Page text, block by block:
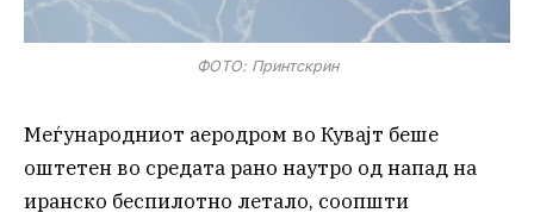
ФОТО: Принтскрин
Меѓународниот аеродром во Кувајт беше
оштетен во средата рано наутро од напад на
иранско беспилотно летало, соопшти